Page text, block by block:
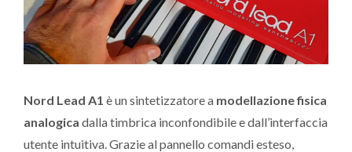
Nord Lead A1 è un sintetizzatore a modellazione fisica
analogica dalla timbrica inconfondibile e dall’interfaccia
utente intuitiva. Grazie al pannello comandi esteso,